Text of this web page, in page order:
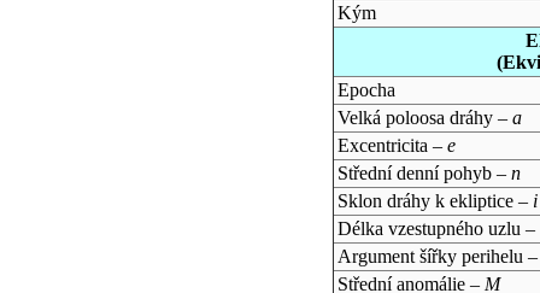
Kým
Epocha
Velká poloosa dráhy – a
Excentricita – e
Střední denní pohyb – n
Sklon dráhy k ekliptice – i
Délka vzestupného uzlu –
Argument šířky perihelu
Střední anomálie – M